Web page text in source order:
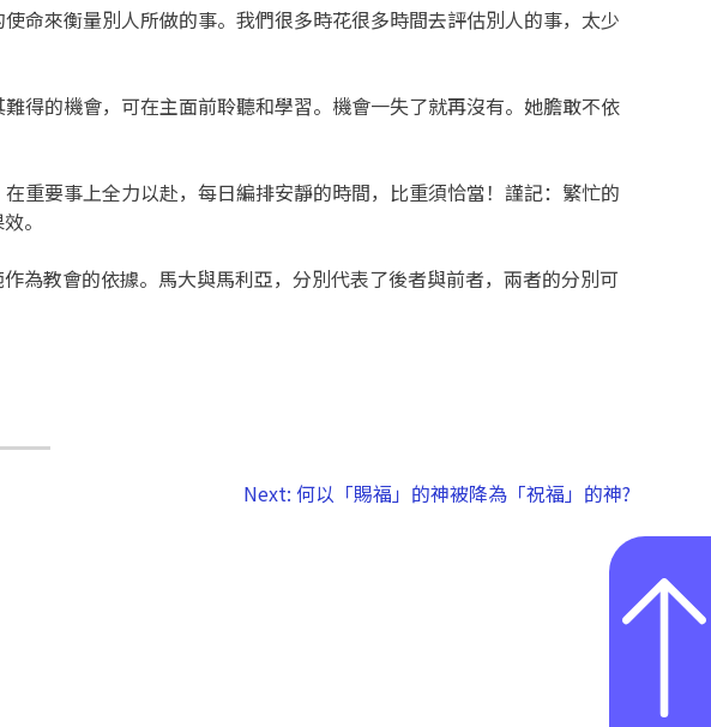
命來衡量別人所做的事。我們很多時花很多時間去評估別人的事，太少
得的機會，可在主面前聆聽和學習。機會一失了就再沒有。她膽敢不依
重要事上全力以赴，每日編排安靜的時間，比重須恰當！謹記：繁忙的
。
為教會的依據。馬大與馬利亞，分別代表了後者與前者，兩者的分別可
Next: 何以「賜福」的神被降為「祝福」的神?